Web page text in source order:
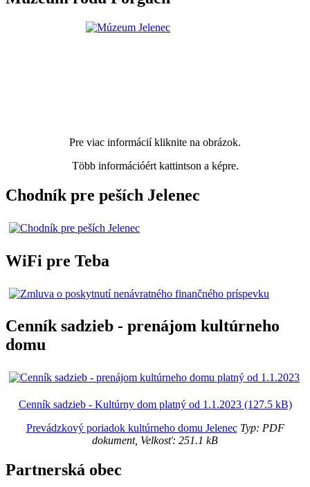
Pre viac informácií kliknite na obrázok.
Több információért kattintson a képre.
Chodník pre peších Jelenec
WiFi pre Teba
Cenník sadzieb - prenájom kultúrneho
domu
Cenník sadzieb - Kultúrny dom platný od 1.1.2023 (127.5 kB)
Prevádzkový poriadok kultúrneho domu JelenecTyp: PDF
dokument, Velkosť: 251.1 kB
Partnerská obec